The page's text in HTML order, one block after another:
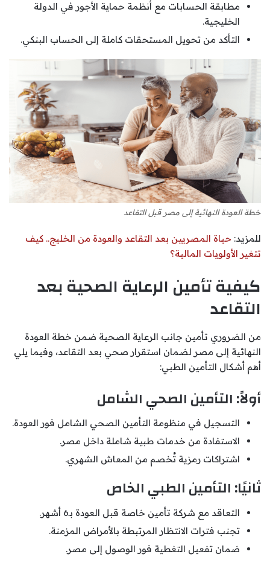
مطابقة الحسابات مع أنظمة حماية الأجور في الدولة
الخليجية.
التأكد من تحويل المستحقات كاملة إلى الحساب البنكي.
خطة العودة النهائية إلى مصر قبل التقاعد
للمزيد: حياة المصريين بعد التقاعد والعودة من الخليج.. كيف
تتغير الأولويات المالية؟
كيفية تأمين الرعاية الصحية بعد
التقاعد
من الضروري تأمين جانب الرعاية الصحية ضمن خطة العودة
النهائية إلى مصر لضمان استقرار صحي بعد التقاعد، وفيما يلي
أهم أشكال التأمين الطبي:
أولاً: التأمين الصحي الشامل
التسجيل في منظومة التأمين الصحي الشامل فور العودة.
الاستفادة من خدمات طبية شاملة داخل مصر.
اشتراكات رمزية تُخصم من المعاش الشهري.
ثانيًا: التأمين الطبي الخاص
التعاقد مع شركة تأمين خاصة قبل العودة بـ6 أشهر.
تجنب فترات الانتظار المرتبطة بالأمراض المزمنة.
ضمان تفعيل التغطية فور الوصول إلى مصر.